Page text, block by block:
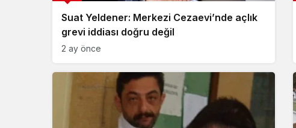
Suat Yeldener: Merkezi Cezaevi’nde açlık
grevi iddiası doğru değil
2 ay önce